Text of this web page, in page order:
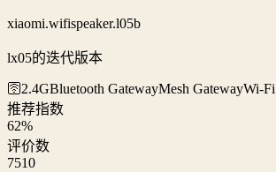
xiaomi.wifispeaker.l05b
lx05的迭代版本
🛜2.4GBluetooth GatewayMesh GatewayWi‑Fi
推荐指数
62%
评价数
7510